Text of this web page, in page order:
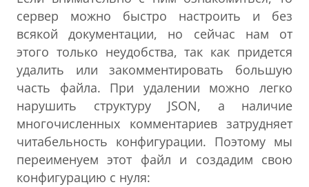
сервер можно быстро настроить и без
всякой документации, но сейчас нам от
этого только неудобства, так как придется
удалить или закомментировать большую
часть файла. При удалении можно легко
нарушить структуру JSON, а наличие
многочисленных комментариев затрудняет
читабельность конфигурации. Поэтому мы
переименуем этот файл и создадим свою
конфигурацию с нуля: